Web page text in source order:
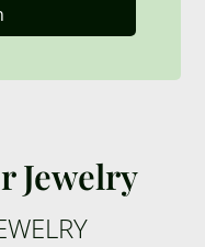
Jewelry